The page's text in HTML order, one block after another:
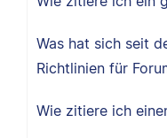
Was hat sich seit
Richtlinien für
Wie zitiere ich